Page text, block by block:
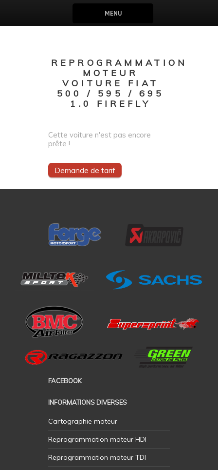
MENU
REPROGRAMMATION
MOTEUR
VOITURE FIAT
500 / 595 / 695
1.0 FIREFLY
Cette voiture n'est pas encore
prête !
Demande de tarif
FACEBOOK
INFORMATIONS DIVERSES
Cartographie moteur
Reprogrammation moteur HDI
Reprogrammation moteur TDI